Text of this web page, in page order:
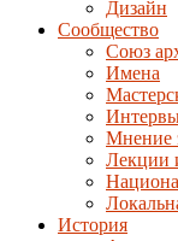
Дизайн
Сообщество
Союз
Имена
Мнение
Лекции
История